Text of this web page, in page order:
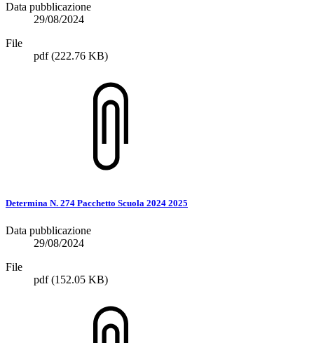
Data pubblicazione
29/08/2024
File
pdf(222.76 KB)
Determina N. 274 Pacchetto Scuola 2024 2025
Data pubblicazione
29/08/2024
File
pdf(152.05 KB)